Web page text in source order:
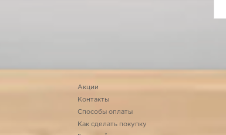
Акции
Контакты
Способы оплаты
Как сделать покупку